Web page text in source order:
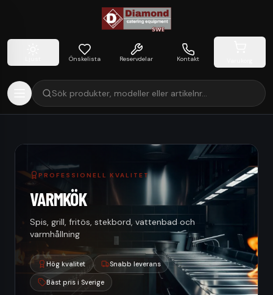
Önskelista Reservdelar Kontakt
Sök produkter, modeller eller artikelnr…
PROFESSIONELL KVALITET
VARMKÖK
Spis, grill, fritös, stekbord, vattenbad och
varmhållning
Hög kvalitet Snabb leverans
Bäst pris i Sverige